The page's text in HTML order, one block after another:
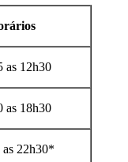
as 12h30
as 18h30
as 22h30*